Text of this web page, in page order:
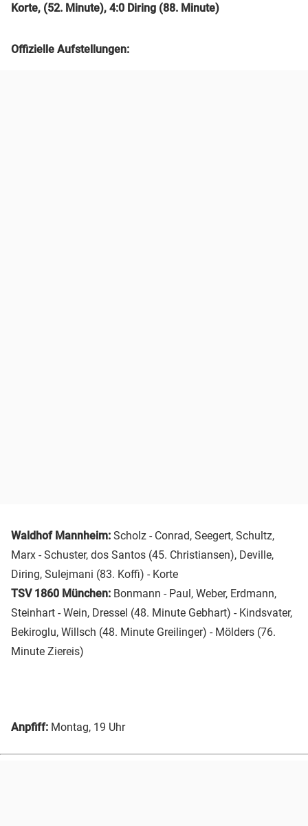
Korte, (52. Minute), 4:0 Diring (88. Minute)
Offizielle Aufstellungen:
Waldhof Mannheim: Scholz - Conrad, Seegert, Schultz,
Marx - Schuster, dos Santos (45. Christiansen), Deville,
Diring, Sulejmani (83. Koffi) - Korte
TSV 1860 München: Bonmann - Paul, Weber, Erdmann,
Steinhart - Wein, Dressel (48. Minute Gebhart) - Kindsvater,
Bekiroglu, Willsch (48. Minute Greilinger) - Mölders (76.
Minute Ziereis)
Anpfiff: Montag, 19 Uhr